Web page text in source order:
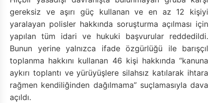
gereksiz ve aşırı güç kullanan ve en az 12 kişiyi
yaralayan polisler hakkında soruşturma açılması için
yapılan tüm idari ve hukuki başvurular reddedildi.
Bunun yerine yalnızca ifade özgürlüğü ile barışçıl
toplanma hakkını kullanan 46 kişi hakkında “kanuna
aykırı toplantı ve yürüyüşlere silahsız katılarak ihtara
rağmen kendiliğinden dağılmama” suçlamasıyla dava
açıldı.